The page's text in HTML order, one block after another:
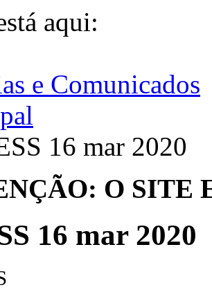
aqui:
e Comunicados
16 mar 2020
O SITE
16 mar 2020